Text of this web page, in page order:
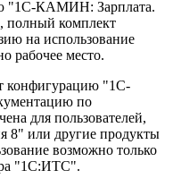
"1С-КАМИН: Зарплата.
полный комплект
на использование
рабочее место.
конфигурацию "1С-
по
для пользователей,
8" или другие продукты
возможно только
"1С:ИТС".